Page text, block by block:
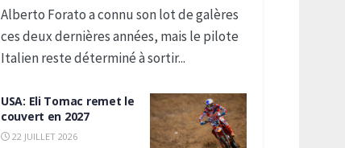
Alberto Forato a connu son lot de galères
ces deux dernières années, mais le pilote
Italien reste déterminé à sortir...
USA: Eli Tomac remet le
couvert en 2027
22 JUILLET 2026